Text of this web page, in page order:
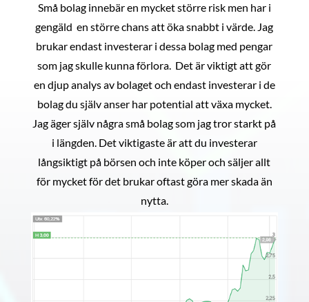
Små bolag innebär en mycket större risk men har i
gengäld en större chans att öka snabbt i värde. Jag
brukar endast investerar i dessa bolag med pengar
som jag skulle kunna förlora. Det är viktigt att gör
en djup analys av bolaget och endast investerar i de
bolag du själv anser har potential att växa mycket.
Jag äger själv några små bolag som jag tror starkt på
i längden. Det viktigaste är att du investerar
långsiktigt på börsen och inte köper och säljer allt
för mycket för det brukar oftast göra mer skada än
nytta.